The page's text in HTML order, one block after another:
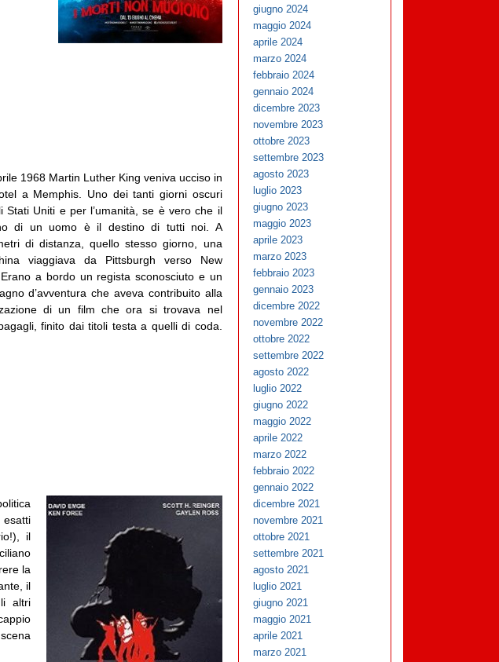
1968 Martin Luther King veniva ucciso in
a Memphis. Uno dei tanti giorni oscuri
Stati Uniti e per l’umanità, se è vero che il
di un uomo è il destino di tutti noi. A
di distanza, quello stesso giorno, una
viaggiava da Pittsburgh verso New
a bordo un regista sconosciuto e un
d’avventura che aveva contribuito alla
di un film che ora si trovava nel
finito dai titoli testa a quelli di coda.
esatti
il
la
il
altri
giugno 2024
maggio 2024
aprile 2024
marzo 2024
febbraio 2024
gennaio 2024
dicembre 2023
novembre 2023
ottobre 2023
settembre 2023
agosto 2023
luglio 2023
giugno 2023
maggio 2023
aprile 2023
marzo 2023
febbraio 2023
gennaio 2023
dicembre 2022
novembre 2022
ottobre 2022
settembre 2022
agosto 2022
luglio 2022
giugno 2022
maggio 2022
aprile 2022
marzo 2022
febbraio 2022
gennaio 2022
dicembre 2021
novembre 2021
ottobre 2021
settembre 2021
agosto 2021
luglio 2021
giugno 2021
maggio 2021
aprile 2021
marzo 2021